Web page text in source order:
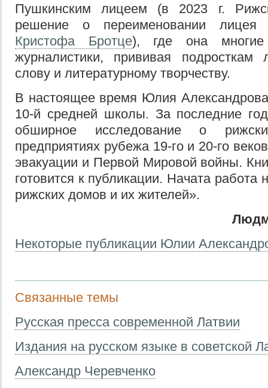
Пушкинским лицеем (в 2023 г.
решение о переименовании
Кристофа Бротце), где она
журналистики, прививая
слову и литературному творчеству.
В настоящее время Юлия
10-й средней школы. За последние
обширное исследование о
предприятиях рубежа 19-го и 20-го
эвакуации и Первой Мировой войны.
готовится к публикации. Начата работа
рижских домов и их жителей».
Некоторые публикации Юлии
Связанные темы
Русская пресса современной Латвии
Издания на русском языке в советской
Александр Черевченко